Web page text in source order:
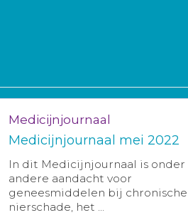
Medicijnjournaal
Medicijnjournaal mei 2022
In dit Medicijnjournaal is onder
andere aandacht voor
geneesmiddelen bij chronische
nierschade, het ...